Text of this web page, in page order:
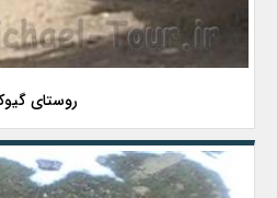
روستای